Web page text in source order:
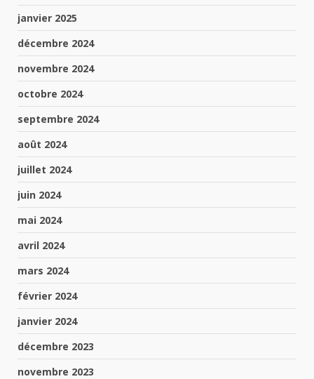
janvier 2025
décembre 2024
novembre 2024
octobre 2024
septembre 2024
août 2024
juillet 2024
juin 2024
mai 2024
avril 2024
mars 2024
février 2024
janvier 2024
décembre 2023
novembre 2023